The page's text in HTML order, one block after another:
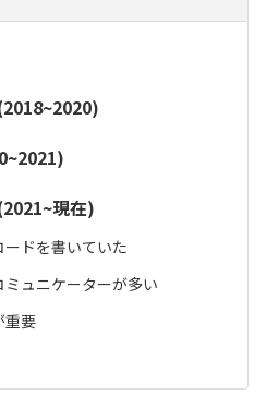
現在)
ドを書いていた
ュニケーターが多い
重要